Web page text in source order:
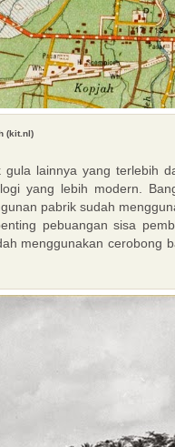
(kit.nl)
lainnya yang terlebih
yang lebih modern.
pabrik sudah
pebuangan sisa
menggunakan cerobong